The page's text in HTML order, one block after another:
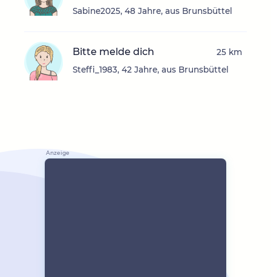
Sabine2025, 48 Jahre, aus Brunsbüttel
Bitte melde dich
Steffi_1983, 42 Jahre, aus Brunsbüttel
25 km